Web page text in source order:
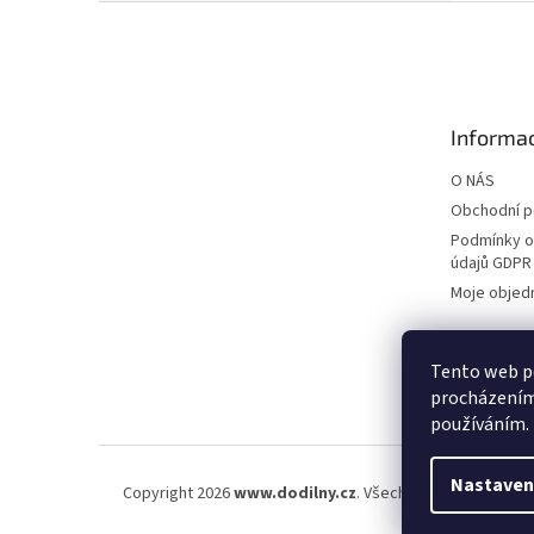
Tento web
používáním.
O NÁS
Obchodní
Podmínky
údajů GDPR
Moje
Copyright 2026www.dodilny.cz. Všechna práva